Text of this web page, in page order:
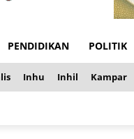
PENDIDIKAN POLITIK
Inhu Inhil Kampar